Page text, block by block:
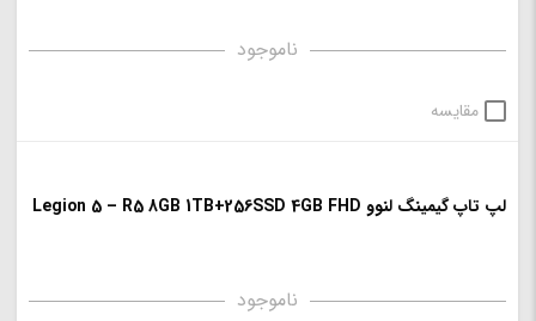
ناموجود
مقایسه
لپ تاپ گیمینگ لنوو Legion 5 – R5 8GB 1TB+256SSD 4GB FHD
ناموجود